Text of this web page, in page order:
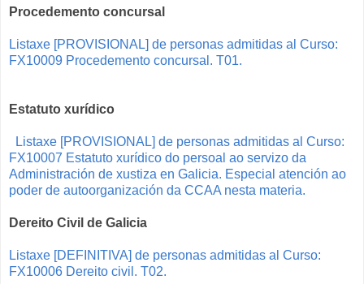
Procedemento concursal
Listaxe [PROVISIONAL] de personas admitidas al Curso:
FX10009 Procedemento concursal. T01.
Estatuto xurídico
Listaxe [PROVISIONAL] de personas admitidas al Curso:
FX10007 Estatuto xurídico do persoal ao servizo da
Administración de xustiza en Galicia. Especial atención ao
poder de autoorganización da CCAA nesta materia.
Dereito Civil de Galicia
Listaxe [DEFINITIVA] de personas admitidas al Curso:
FX10006 Dereito civil. T02.